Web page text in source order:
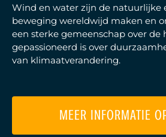
Wind en water zijn de natuurlijke
beweging wereldwijd maken en
een sterke gemeenschap over de
gepassioneerd is over
van klimaatverandering.
MEER INFORMATIE